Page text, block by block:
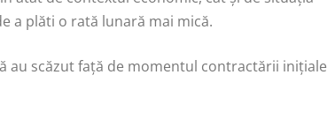
a plăti o rată lunară mai mică.
au scăzut față de momentul contractării inițiale